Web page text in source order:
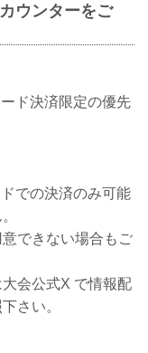
ウンターをご
ド決済限定の優先
での決済のみ可能
できない場合もご
会公式X で情報配
さい。